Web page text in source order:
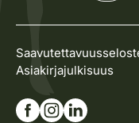
Asiakirjajulkisuus